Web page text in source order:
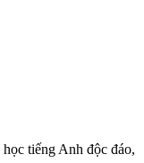
tiếng Anh độc đáo,